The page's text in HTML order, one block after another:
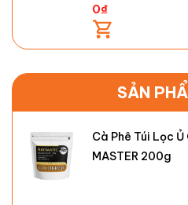
0₫
SẢN
Cà Phê Túi Lọc
MASTER 200g